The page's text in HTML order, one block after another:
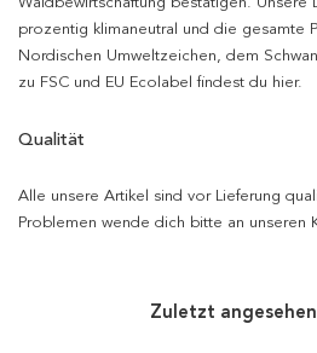
prozentig klimaneutral und die gesamte
Nordischen Umweltzeichen, dem
zu FSC und EU Ecolabel findest du hier.
Qualität
Alle unsere Artikel sind vor Lieferung
Problemen wende dich bitte an unseren
Zuletzt